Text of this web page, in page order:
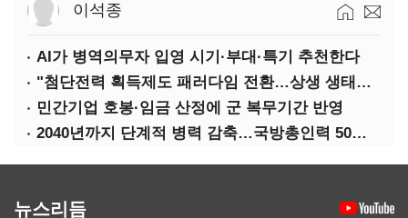
이석종
AI가 병역의무자 입영 시기·부대·특기 추천한다
"첨단전력 획득제도 패러다임 전환…상생 생태계 조성해 대체불가 K-방산 도약"
민간기업 호봉·임금 산정에 군 복무기간 반영
2040년까지 단계적 병력 감축…국방총인력 50만 목표 2차 국방개혁 착수
뉴스리듬